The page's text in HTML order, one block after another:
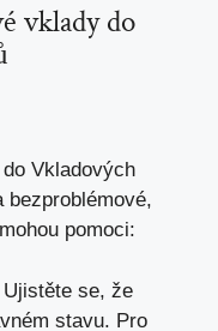
vklady do
Vkladových
bezproblémové,
pomoci:
Ujistěte se, že
stavu. Pro